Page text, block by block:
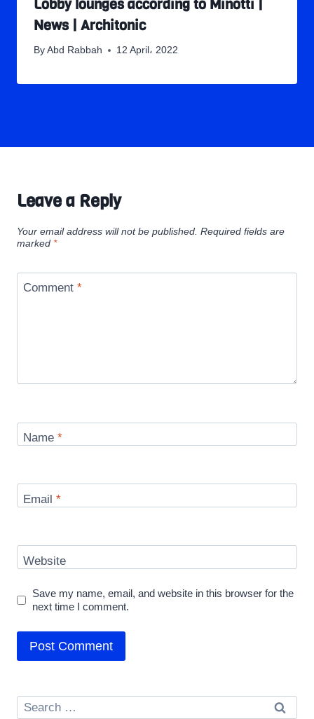
Lobby lounges according to Minotti |
News | Architonic
By Abd Rabbah 12 April، 2022
Leave a Reply
Your email address will not be published. Required fields are
marked *
Comment *
Name *
Email *
Website
Save my name, email, and website in this browser for the
next time I comment.
Search
for: